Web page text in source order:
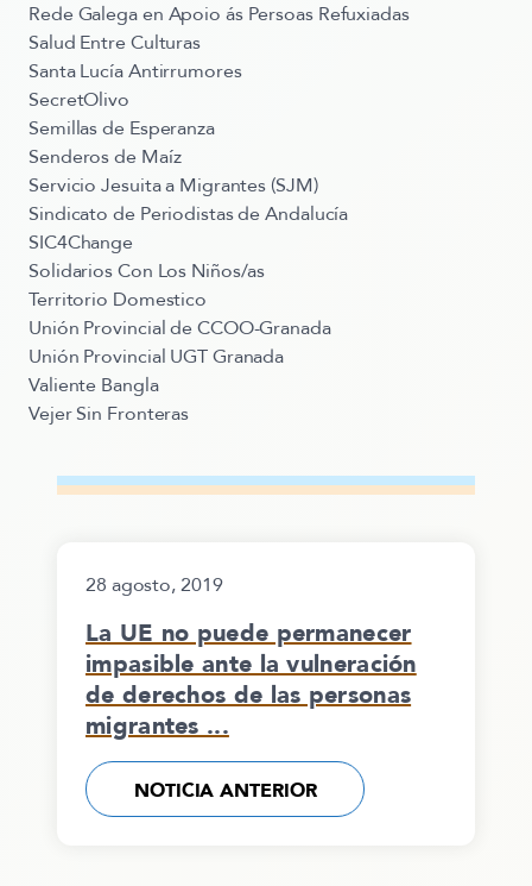
Rede Galega en Apoio ás Persoas Refuxiadas
Salud Entre Culturas
Santa Lucía Antirrumores
SecretOlivo
Semillas de Esperanza
Senderos de Maíz
Servicio Jesuita a Migrantes (SJM)
Sindicato de Periodistas de Andalucía
SIC4Change
Solidarios Con Los Niños/as
Territorio Domestico
Unión Provincial de CCOO-Granada
Unión Provincial UGT Granada
Valiente Bangla
Vejer Sin Fronteras
28 agosto, 2019
La UE no puede permanecer
impasible ante la vulneración
de derechos de las personas
migrantes ...
NOTICIA ANTERIOR